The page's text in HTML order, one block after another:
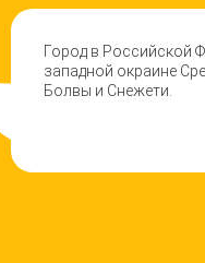
Город в Российской
западной окраине
Болвы и Снежети.